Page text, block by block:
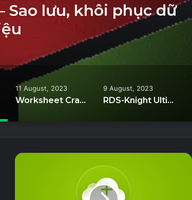
Sao lưu, khôi phục dữ
11 August, 2023
Worksheet Crafter Premium Edition Unlocked – Công cụ thiết kế bài giảng
9 August, 2023
RDS-Knight Ultimate Protection Unlocked – Bảo vệ các kết nối từ xa